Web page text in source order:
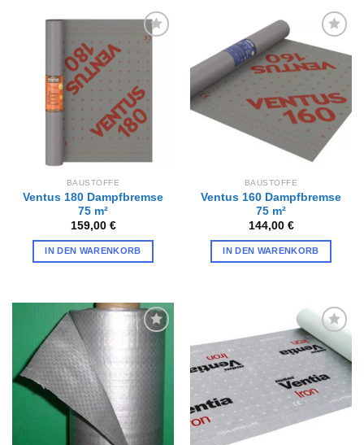
Wunschliste
hinzufügen
BAUSTOFFE
Ventus 180 Dampfbremse
75 m²
159,00 €
IN DEN WARENKORB
Zur
Wunschliste
hinzufügen
BAUSTOFFE
Ventus 160 Dampfbremse
75 m²
144,00 €
IN DEN WARENKORB
Zur
hinzufügen
Zur
Wunschliste
hinzufügen